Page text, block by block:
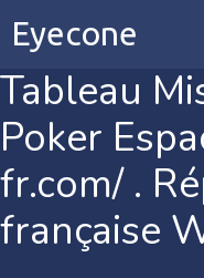
Eyecone
Tableau
Poker
fr.com/ .
française